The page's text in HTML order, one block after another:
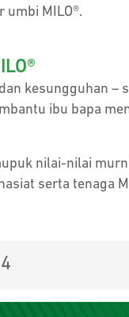
MILO®.
kesungguhan –
ibu bapa
nilai-nilai
serta tenaga